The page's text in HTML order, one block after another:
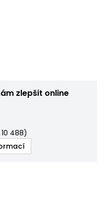
zlepšit online
10 488)